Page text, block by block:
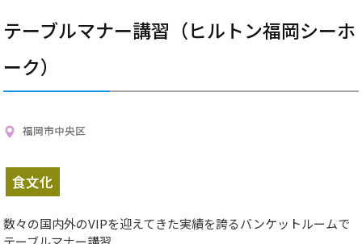
テーブルマナー講習（ヒルトン福岡シーホ
ーク）
福岡市中央区
食文化
数々の国内外のVIPを迎えてきた実績を誇るバンケットルームで